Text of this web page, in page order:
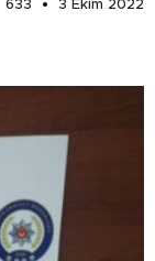
633
3 Ekim 2022